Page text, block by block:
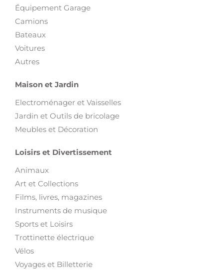
Équipement Garage
Camions
Bateaux
Voitures
Autres
Maison et Jardin
Electroménager et Vaisselles
Jardin et Outils de bricolage
Meubles et Décoration
Loisirs et Divertissement
Animaux
Art et Collections
Films, livres, magazines
Instruments de musique
Sports et Loisirs
Trottinette électrique
Vélos
Voyages et Billetterie